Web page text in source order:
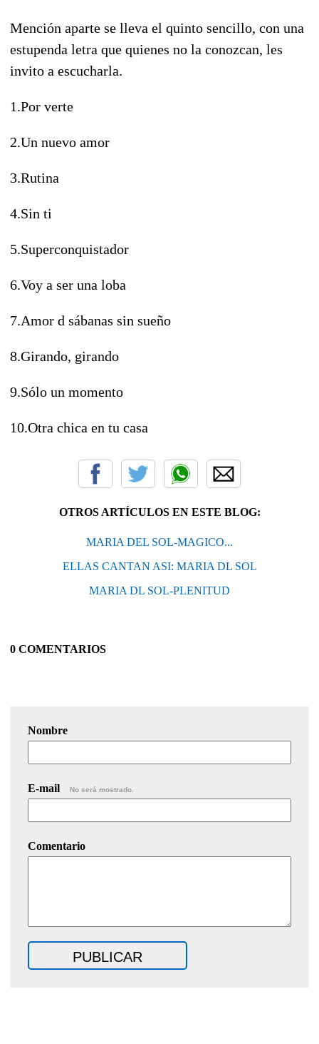
Mención aparte se lleva el quinto sencillo, con una
estupenda letra que quienes no la conozcan, les
invito a escucharla.
1.Por verte
2.Un nuevo amor
3.Rutina
4.Sin ti
5.Superconquistador
6.Voy a ser una loba
7.Amor d sábanas sin sueño
8.Girando, girando
9.Sólo un momento
10.Otra chica en tu casa
OTROS ARTÍCULOS EN ESTE BLOG:
MARIA DEL SOL-MAGICO...
ELLAS CANTAN ASI: MARIA DL SOL
MARIA DL SOL-PLENITUD
0 COMENTARIOS
Nombre
E-mail No será mostrado.
Comentario